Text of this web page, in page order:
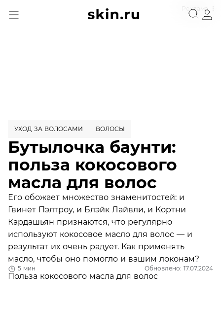
Реклама
5 мин Обновлено: 17.07.2024
УХОД ЗА ВОЛОСАМИ ВОЛОСЫ
Бутылочка баунти:
польза кокосового
масла для волос
Его обожает множество знаменитостей: и
Гвинет Пэлтроу, и Блэйк Лайвли, и Кортни
Кардашьян признаются, что регулярно
используют кокосовое масло для волос — и
результат их очень радует. Как применять
масло, чтобы оно помогло и вашим локонам?